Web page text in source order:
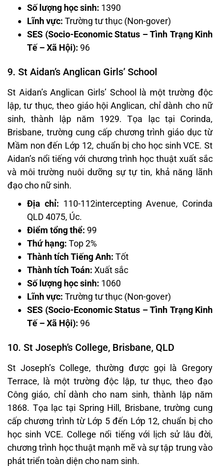
Số lượng học sinh: 1390
Lĩnh vực: Trường tư thục (Non-gover)
SES (Socio-Economic Status – Tình Trạng Kinh
Tế – Xã Hội): 96
9. St Aidan’s Anglican Girls’ School
St Aidan’s Anglican Girls’ School là một trường độc
lập, tư thục, theo giáo hội Anglican, chỉ dành cho nữ
sinh, thành lập năm 1929. Tọa lạc tại Corinda,
Brisbane, trường cung cấp chương trình giáo dục từ
Mầm non đến Lớp 12, chuẩn bị cho học sinh VCE. St
Aidan’s nổi tiếng với chương trình học thuật xuất sắc
và môi trường nuôi dưỡng sự tự tin, khả năng lãnh
đạo cho nữ sinh.
Địa chỉ: 110-112intercepting Avenue, Corinda
QLD 4075, Úc.
Điểm tổng thể: 99
Thứ hạng: Top 2%
Thành tích Tiếng Anh: Tốt
Thành tích Toán: Xuất sắc
Số lượng học sinh: 1060
Lĩnh vực: Trường tư thục (Non-gover)
SES (Socio-Economic Status – Tình Trạng Kinh
Tế – Xã Hội): 96
10. St Joseph’s College, Brisbane, QLD
St Joseph’s College, thường được gọi là Gregory
Terrace, là một trường độc lập, tư thục, theo đạo
Công giáo, chỉ dành cho nam sinh, thành lập năm
1868. Tọa lạc tại Spring Hill, Brisbane, trường cung
cấp chương trình từ Lớp 5 đến Lớp 12, chuẩn bị cho
học sinh VCE. College nổi tiếng với lịch sử lâu đời,
chương trình học thuật mạnh mẽ và sự tập trung vào
phát triển toàn diện cho nam sinh.